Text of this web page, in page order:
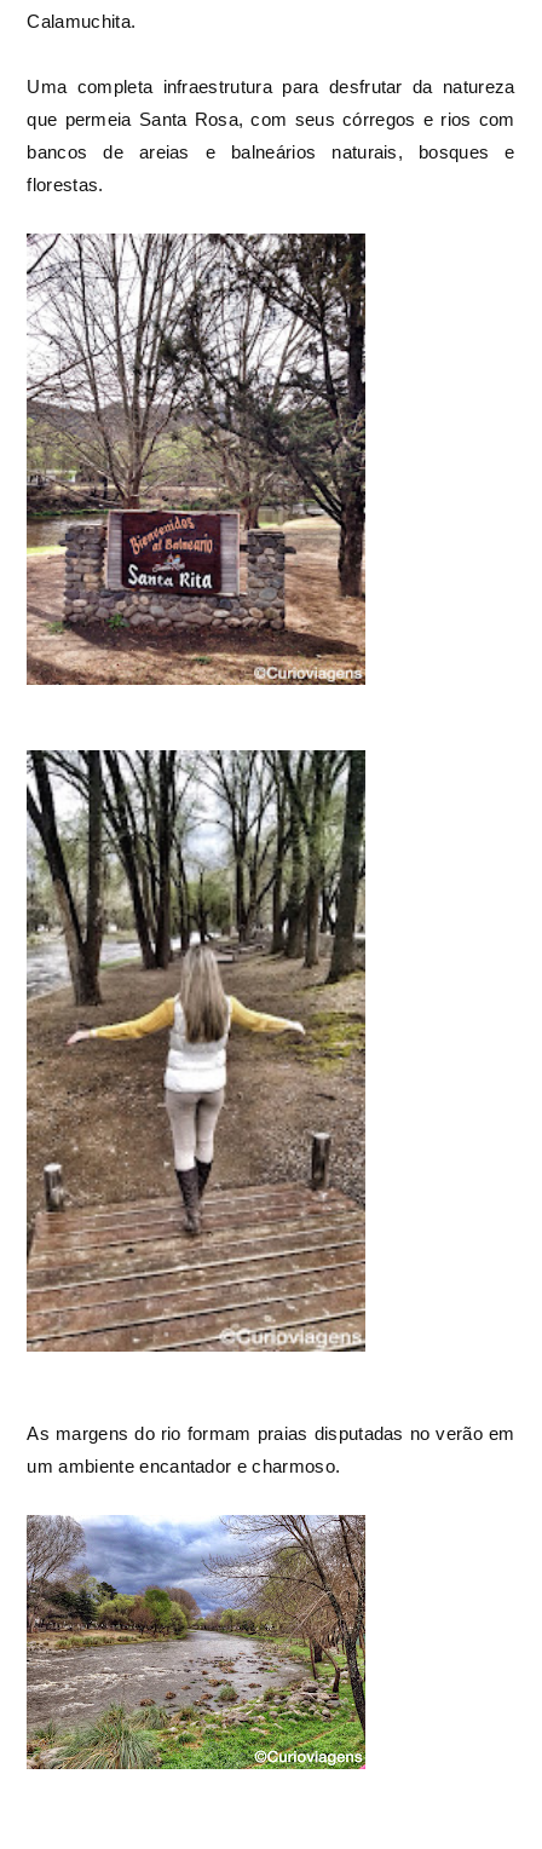
Calamuchita.
Uma completa infraestrutura para desfrutar da natureza
que permeia Santa Rosa, com seus córregos e rios com
bancos de areias e balneários naturais, bosques e
florestas.
As margens do rio formam praias disputadas no verão em
um ambiente encantador e charmoso.